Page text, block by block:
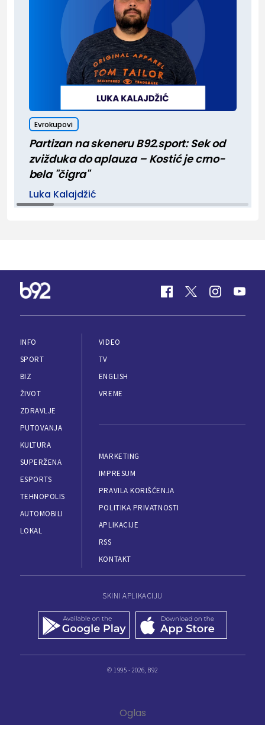
Evrokupovi
Partizan na skeneru B92.sport: Sek od
zvižduka do aplauza – Kostić je crno-
bela "čigra"
Luka Kalajdžić
INFO
SPORT
BIZ
ŽIVOT
ZDRAVLJE
PUTOVANJA
KULTURA
SUPERŽENA
ESPORTS
TEHNOPOLIS
AUTOMOBILI
LOKAL
VIDEO
TV
ENGLISH
VREME
MARKETING
IMPRESUM
PRAVILA KORIŠĆENJA
POLITIKA PRIVATNOSTI
APLIKACIJE
RSS
KONTAKT
SKINI APLIKACIJU
© 1995 - 2026, B92